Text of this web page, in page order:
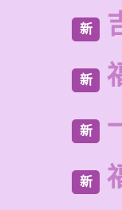
新
新
新
新